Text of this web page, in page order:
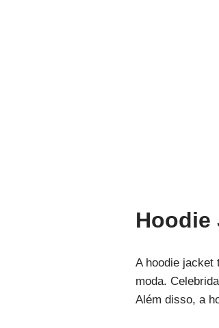
Hoodie
A hoodie jacket
moda.
Além disso, a